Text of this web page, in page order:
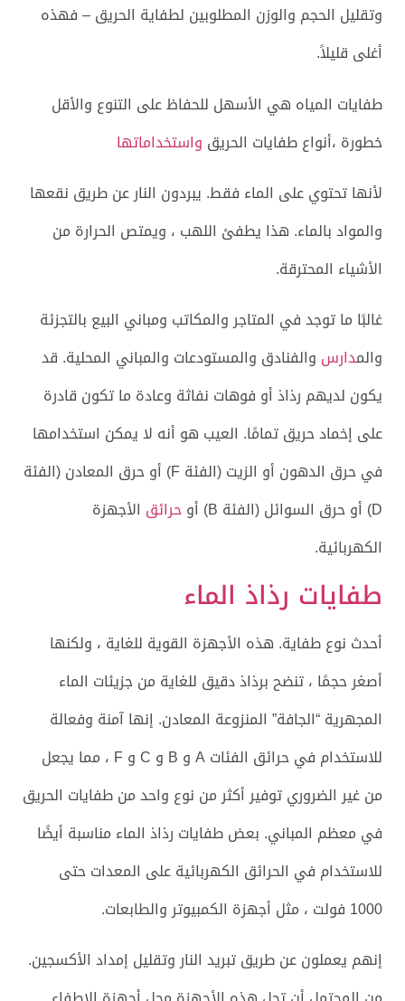
وتقليل الحجم والوزن المطلوبين لطفاية الحريق – فهذه
أغلى قليلاً.
طفايات المياه هي الأسهل للحفاظ على التنوع والأقل
خطورة ،أنواع طفايات الحريقواستخداماتها
لأنها تحتوي على الماء فقط. يبردون النار عن طريق نقعها
والمواد بالماء. هذا يطفئ اللهب ، ويمتص الحرارة من
الأشياء المحترقة.
غالبًا ما توجد في المتاجر والمكاتب ومباني البيع بالتجزئة
والمدارسوالفنادق والمستودعات والمباني المحلية. قد
يكون لديهم رذاذ أو فوهات نفاثة وعادة ما تكون قادرة
على إخماد حريق تمامًا. العيب هو أنه لا يمكن استخدامها
في حرق الدهون أو الزيت (الفئة F) أو حرق المعادن (الفئة
حرائقالأجهزة
الكهربائية.
طفايات رذاذ الماء
أحدث نوع طفاية. هذه الأجهزة القوية للغاية ، ولكنها
أصغر حجمًا ، تنضح برذاذ دقيق للغاية من جزيئات الماء
المجهرية “الجافة” المنزوعة المعادن. إنها آمنة وفعالة
للاستخدام في حرائق الفئات A و B و C و F ، مما يجعل
من غير الضروري توفير أكثر من نوع واحد من طفايات الحريق
في معظم المباني. بعض طفايات رذاذ الماء مناسبة أيضًا
للاستخدام في الحرائق الكهربائية على المعدات حتى
1000 فولت ، مثل أجهزة الكمبيوتر والطابعات.
إنهم يعملون عن طريق تبريد النار وتقليل إمداد الأكسجين.